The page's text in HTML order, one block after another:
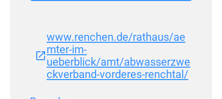
www.renchen.de/rathaus/ae
mter-im-
ueberblick/amt/abwasserzwe
ckverband-vorderes-renchtal/